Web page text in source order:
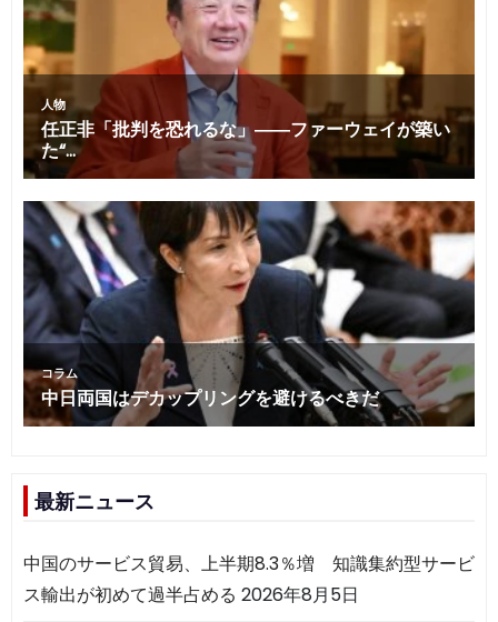
最新ニュース
中国のサービス貿易、上半期8.3％増 知識集約型サービ
ス輸出が初めて過半占める 2026年8月5日